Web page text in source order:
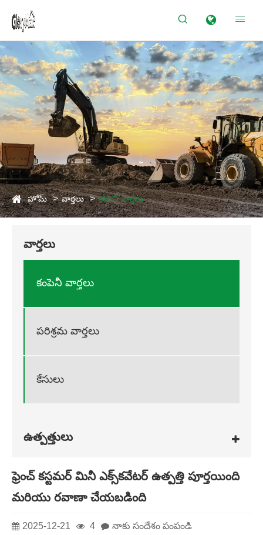
 
హోమ్ వార్తలు కంపెనీ వార్తలు
వార్తలు
కంపెనీ వార్తలు
పరిశ్రమ వార్తలు
కేసులు
ఉత్పత్తులు
ఫ్రెంచ్ కస్టమర్ మినీ ఎక్స్‌కవేటర్ ఉత్పత్తి పూర్తయింది
మరియు రవాణా చేయబడింది
2025-12-21 4 నాకు సందేశం పంపండి